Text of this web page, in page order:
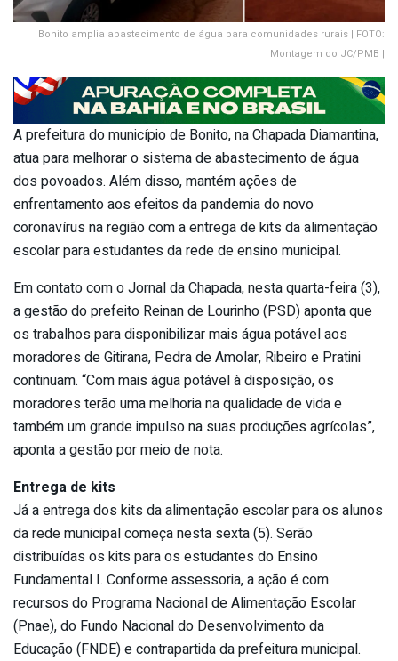
Bonito amplia abastecimento de água para comunidades rurais | FOTO:
Montagem do JC/PMB |
A prefeitura do município de Bonito, na Chapada Diamantina,
atua para melhorar o sistema de abastecimento de água
dos povoados. Além disso, mantém ações de
enfrentamento aos efeitos da pandemia do novo
coronavírus na região com a entrega de kits da alimentação
escolar para estudantes da rede de ensino municipal.
Em contato com o Jornal da Chapada, nesta quarta-feira (3),
a gestão do prefeito Reinan de Lourinho (PSD) aponta que
os trabalhos para disponibilizar mais água potável aos
moradores de Gitirana, Pedra de Amolar, Ribeiro e Pratini
continuam. “Com mais água potável à disposição, os
moradores terão uma melhoria na qualidade de vida e
também um grande impulso na suas produções agrícolas”,
aponta a gestão por meio de nota.
Entrega de kits
Já a entrega dos kits da alimentação escolar para os alunos
da rede municipal começa nesta sexta (5). Serão
distribuídas os kits para os estudantes do Ensino
Fundamental I. Conforme assessoria, a ação é com
recursos do Programa Nacional de Alimentação Escolar
(Pnae), do Fundo Nacional do Desenvolvimento da
Educação (FNDE) e contrapartida da prefeitura municipal.